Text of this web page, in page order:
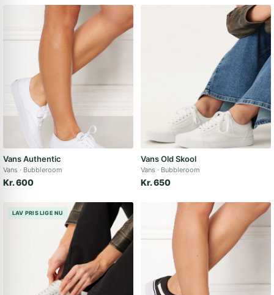
Vans Authentic
Vans Bubbleroom
Kr. 600
Vans Old Skool
Vans Bubbleroom
Kr. 650
LAV PRIS LIGE NU